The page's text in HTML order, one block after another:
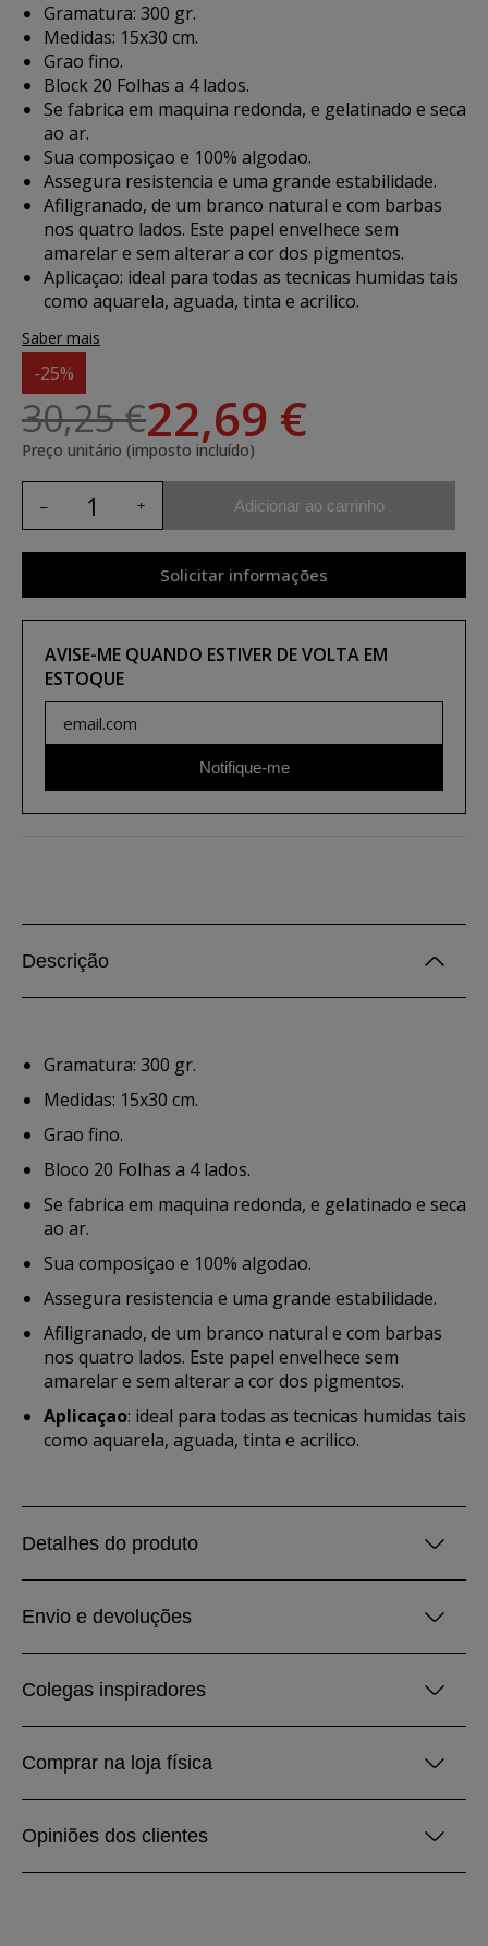
Gramatura: 300 gr.
Medidas: 15x30 cm.
Grao fino.
Block 20 Folhas a 4 lados.
Se fabrica em maquina redonda, e gelatinado e seca
ao ar.
Sua composiçao e 100% algodao.
Assegura resistencia e uma grande estabilidade.
Afiligranado, de um branco natural e com barbas
nos quatro lados. Este papel envelhece sem
amarelar e sem alterar a cor dos pigmentos.
Aplicaçao: ideal para todas as tecnicas humidas tais
como aquarela, aguada, tinta e acrilico.
Saber mais
-25%
30,25 €22,69 €
Preço unitário (imposto incluído)
Adicionar ao carrinho
Solicitar informações
AVISE-ME QUANDO ESTIVER DE VOLTA EM
ESTOQUE
Notifique-me
Descrição
Gramatura: 300 gr.
Medidas: 15x30 cm.
Grao fino.
Bloco 20 Folhas a 4 lados.
Se fabrica em maquina redonda, e gelatinado e seca
ao ar.
Sua composiçao e 100% algodao.
Assegura resistencia e uma grande estabilidade.
Afiligranado, de um branco natural e com barbas
nos quatro lados. Este papel envelhece sem
amarelar e sem alterar a cor dos pigmentos.
Aplicaçao: ideal para todas as tecnicas humidas tais
como aquarela, aguada, tinta e acrilico.
Detalhes do produto
Envio e devoluções
Colegas inspiradores
Comprar na loja física
Opiniões dos clientes